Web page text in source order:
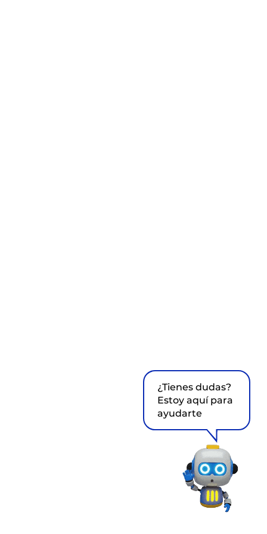
¿Tienes dudas?
Estoy aquí para
ayudarte